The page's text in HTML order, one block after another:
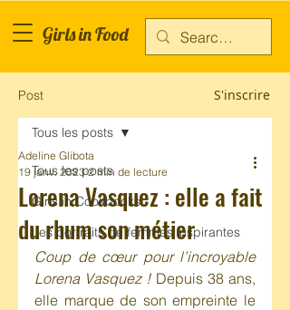
Girls in Food
Post S'inscrire
Tous les posts
Girls in Cookbooks
Les portraits de femmes inspirantes
Tous les posts
Lorena Vasquez : elle a fait
du rhum son métier
Adeline Glibota
19 janv. 2023 2 min de lecture
Coup de cœur pour l’incroyable
Lorena Vasquez ! Depuis 38 ans,
elle marque de son empreinte le